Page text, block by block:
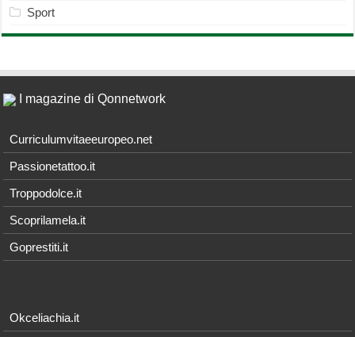
Sport
I magazine di Qonnetwork
Curriculumvitaeeuropeo.net
Passionetattoo.it
Troppodolce.it
Scoprilamela.it
Goprestiti.it
Okceliachia.it